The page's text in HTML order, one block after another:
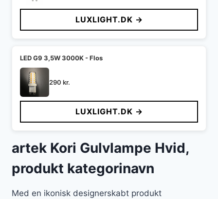
LUXLIGHT.DK →
LED G9 3,5W 3000K - Flos
290 kr.
LUXLIGHT.DK →
artek Kori Gulvlampe Hvid,
produkt kategorinavn
Med en ikonisk designerskabt produkt